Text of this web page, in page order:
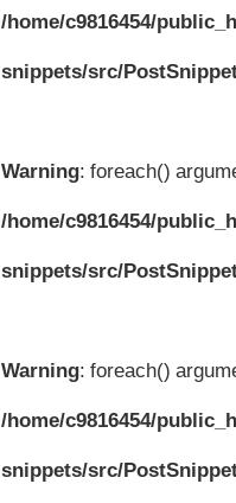
/home/c9816454/
snippets/src/
Warning: foreach()
/home/c9816454/
snippets/src/
Warning: foreach()
/home/c9816454/
snippets/src/